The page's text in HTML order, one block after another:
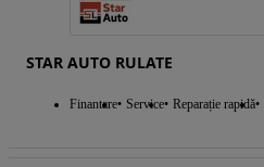
STAR AUTO RULATE
Finantare Service Reparație rapidă